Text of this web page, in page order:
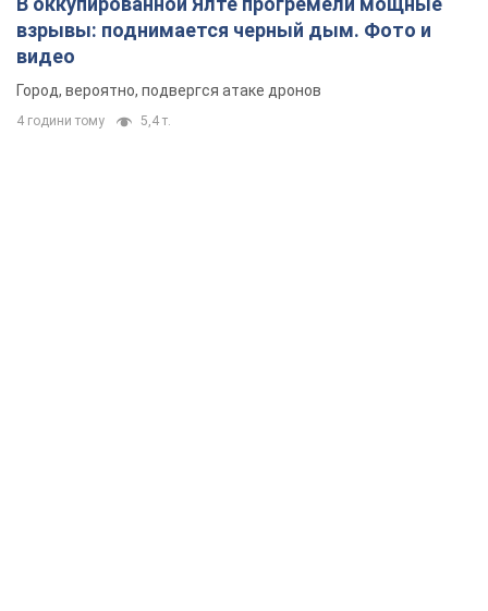
взрывы: поднимается черный дым. Фото и
видео
Город, вероятно, подвергся атаке дронов
4 години тому 5,4 т.